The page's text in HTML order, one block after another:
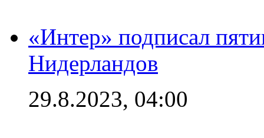
«Интер» подписал
Нидерландов
29.8.2023, 04:00